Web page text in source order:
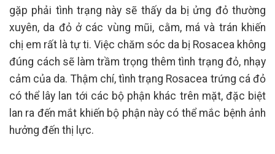
gặp phải tình trạng này sẽ thấy da bị ửng đỏ thường
xuyên, da đỏ ở các vùng mũi, cằm, má và trán khiến
chị em rất là tự ti. Việc chăm sóc da bị Rosacea không
đúng cách sẽ làm trầm trọng thêm tình trạng đỏ, nhạy
cảm của da. Thậm chí, tình trạng Rosacea trứng cá đỏ
có thể lây lan tới các bộ phận khác trên mặt, đặc biệt
lan ra đến mắt khiến bộ phận này có thể mắc bệnh ảnh
hưởng đến thị lực.